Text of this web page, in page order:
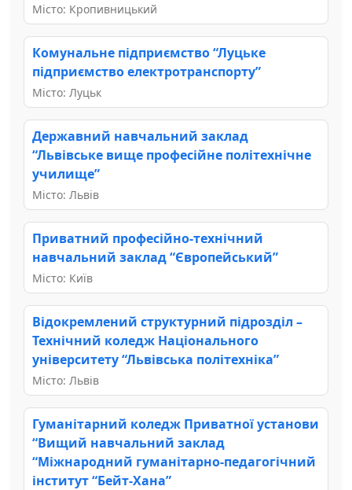
Місто: Кропивницький
Комунальне підприємство “Луцьке
підприємство електротранспорту”
Місто: Луцьк
Державний навчальний заклад
“Львівське вище професійне політехнічне
училище”
Місто: Львів
Приватний професійно-технічний
навчальний заклад “Європейський”
Місто: Київ
Відокремлений структурний підрозділ –
Технічний коледж Національного
університету “Львівська політехніка”
Місто: Львів
Гуманітарний коледж Приватної установи
“Вищий навчальний заклад
“Міжнародний гуманітарно-педагогічний
інститут “Бейт-Хана”